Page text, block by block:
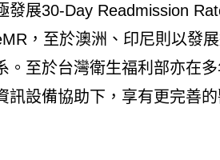
發展30-Day Readmission
，至於澳洲、印尼則以發
。至於台灣衛生福利部亦在
訊設備協助下，享有更完善